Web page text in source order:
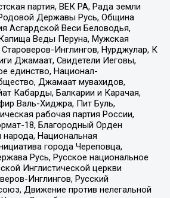
партия, ВЕК РА, Рада земли
Державы Русь, Община
Асгардской Веси Беловодья,
Веды Перуна, Мужская
Инглингов, Нурджулар, К
Джамаат, Свидетели Иеговы,
единство, Национал-
Джамаат мувахидов,
Кабарды, Балкарии и Карачая,
Валь-Хиджра, Пит Буль,
рабочая партия России,
18, Благородный Орден
Национальная
города Череповца,
Русь, Русское национальное
Инглистической церкви
Инглингов, Русский
Движение против нелегальной